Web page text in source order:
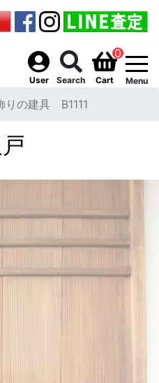
User Search
0
Cart Menu
りの建具 B1111